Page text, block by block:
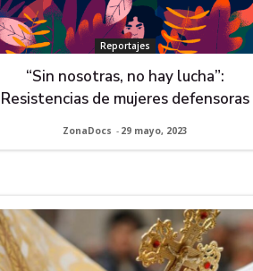
Reportajes
“Sin nosotras, no hay lucha”:
Resistencias de mujeres defensoras
ZonaDocs - 29 mayo, 2023